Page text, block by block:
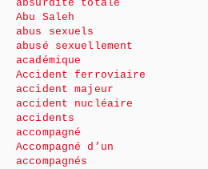
absurdité totale
Abu Saleh
abus sexuels
abusé sexuellement
académique
Accident ferroviaire
accident majeur
accident nucléaire
accidents
accompagné
Accompagné d’un
accompagnés